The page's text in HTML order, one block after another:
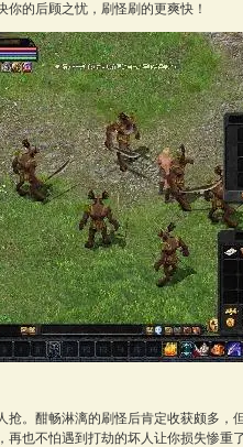
的后顾之忧，刷怪刷的更爽快！
。酣畅淋漓的刷怪后肯定收获颇多，
再也不怕遇到打劫的坏人让你损失惨重